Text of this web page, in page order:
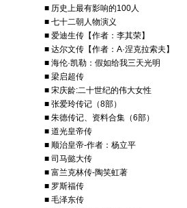
■ 历史上最有影响的100人
■ 七十二朝人物演义
■ 爱迪生传【作者：李其荣】
■ 达尔文传【作者：A·涅克拉索夫】
■ 海伦·凯勒：假如给我三天光明
■ 梁启超传
■ 宋庆龄:二十世纪的伟大女性
■ 张爱玲传记（8部）
■ 朱德传记、资料合集（6部）
■ 道光皇帝传
■ 顺治皇帝-作者：杨立平
■ 司马懿大传
■ 富兰克林传-陶笑虹著
■ 罗斯福传
■ 毛泽东传